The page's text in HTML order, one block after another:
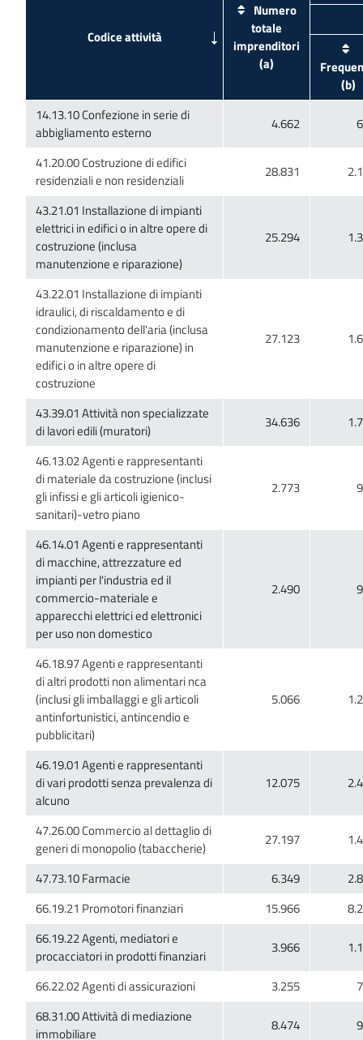
Numero
totale
imprenditori
14.13.10 Confezione in serie di
41.20.00 Costruzione di edifici
43.21.01 Installazione di impianti
elettrici in edifici o in altre opere di
costruzione (inclusa
43.22.01 Installazione di impianti
idraulici, di riscaldamento e di
condizionamento dell'aria (inclusa
manutenzione e riparazione) in
edifici o in altre opere di
43.39.01 Attività non specializzate
46.13.02 Agenti e rappresentanti
di materiale da costruzione (inclusi
46.14.01 Agenti e rappresentanti
di macchine, attrezzature ed
impianti per l'industria ed il
commercio-materiale e
apparecchi elettrici ed elettronici
46.18.97 Agenti e rappresentanti
di altri prodotti non alimentari nca
(inclusi gli imballaggi e gli articoli
antinfortunistici, antincendio e
46.19.01 Agenti e rappresentanti
di vari prodotti senza prevalenza di
47.26.00 Commercio al dettaglio di
66.19.22 Agenti, mediatori e
68.31.00 Attività di mediazione